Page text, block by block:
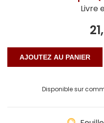
Livre
Disponible sur